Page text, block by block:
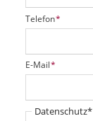
P
f
i
c
t
f
Telefon*
P
f
i
E-Mail*
Pflichtfeld
Datenschutz*